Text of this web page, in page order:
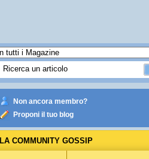
Non ancora membro?
Proponi il tuo blog
LA COMMUNITY GOSSIP